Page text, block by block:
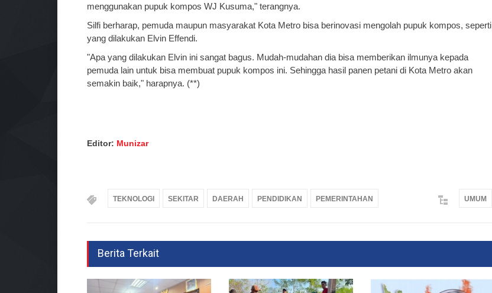
menggunakan pupuk kompos WJ Kusuma," terangnya.
Silfi berharap, pemuda maupun masyarakat Kota Metro bisa berinovasi mengolah pupuk kompos, seperti
yang dilakukan Elvin Effendi.
"Apa yang dilakukan Elvin ini sangat bagus. Mudah-mudahan dia bisa memberikan ilmunya kepada
pemuda lain untuk bisa membuat pupuk kompos ini. Sehingga hasil panen petani di Kota Metro akan
semakin baik," harapnya. (**)
Editor: Munizar
TEKNOLOGI SEKITAR DAERAH PENDIDIKAN PEMERINTAHAN UMUM
Berita Terkait